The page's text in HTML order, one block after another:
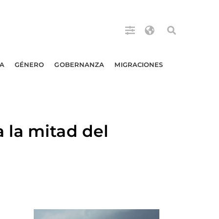
GÉNERO GOBERNANZA MIGRACIONES
la mitad del